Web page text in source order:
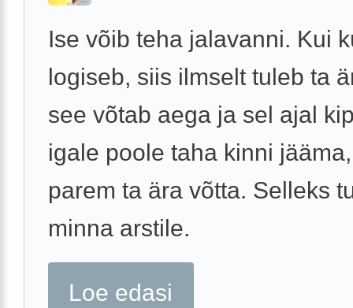
Ise võib teha jalavanni. Kui
logiseb, siis ilmselt tuleb ta
see võtab aega ja sel ajal
igale poole taha kinni
parem ta ära võtta. Selleks
minna arstile.
Loe edasi